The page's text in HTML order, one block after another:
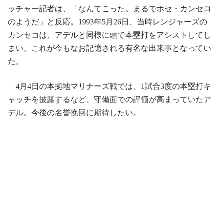
ッチャー記者は、「なんてこった。まるでホセ・カンセコ
のようだ」と反応。1993年5月26日、当時レンジャーズの
カンセコは、アデルと同様に頭で本塁打をアシストしてし
まい、これが今もなお記憶される有名な出来事となってい
た。
4月4日の本拠地マリナーズ戦では、1試合3度の本塁打キ
ャッチを披露するなど、守備面での評価が高まっていたア
デル。今後の名誉挽回に期待したい。